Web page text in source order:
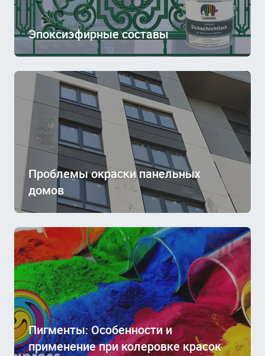
Эпоксиэфирные составы
Проблемы окраски панельных
домов
Пигменты: Особенности и
применение при колеровке красок